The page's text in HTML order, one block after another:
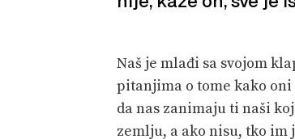
Naš je mlađi sa svojom
pitanjima o tome kako
da nas zanimaju ti naši
zemlju, a ako nisu, tko